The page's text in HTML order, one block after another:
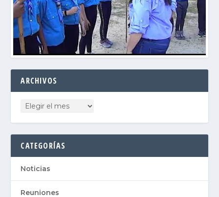
ARCHIVOS
CATEGORÍAS
Noticias
Reuniones